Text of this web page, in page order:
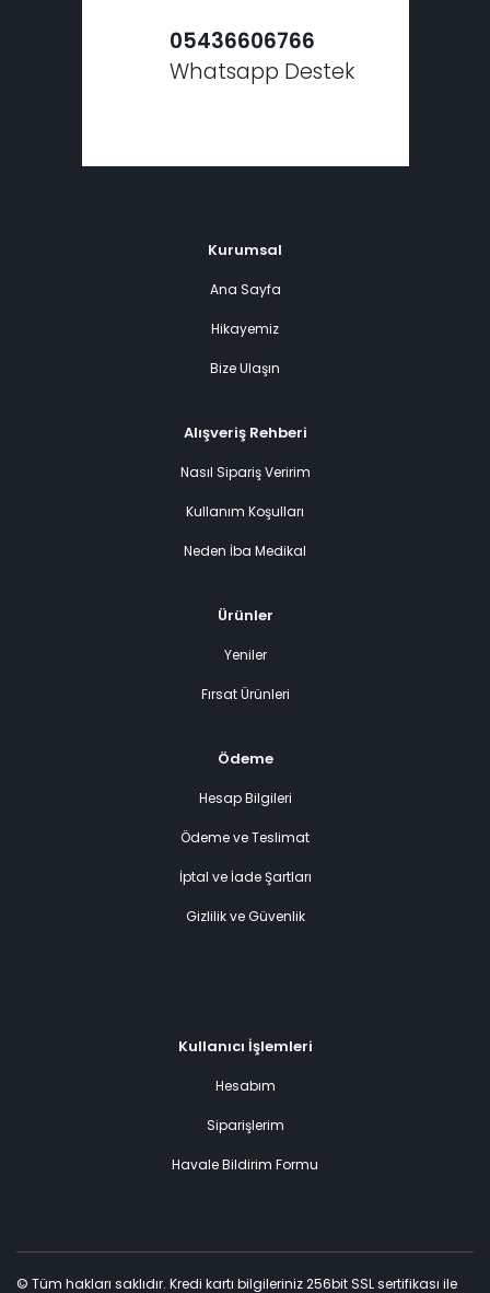
05436606766
Whatsapp Destek
Kurumsal
Ana Sayfa
Hikayemiz
Bize Ulaşın
Alışveriş Rehberi
Nasıl Sipariş Veririm
Kullanım Koşulları
Neden İba Medikal
Ürünler
Yeniler
Fırsat Ürünleri
Ödeme
Hesap Bilgileri
Ödeme ve Teslimat
İptal ve İade Şartları
Gizlilik ve Güvenlik
Kullanıcı İşlemleri
Hesabım
Siparişlerim
Havale Bildirim Formu
© Tüm hakları saklıdır. Kredi kartı bilgileriniz 256bit SSL sertifikası ile